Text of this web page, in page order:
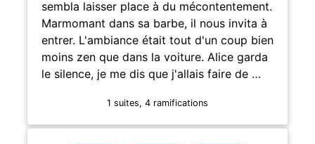
sembla laisser place à du mécontentement.
Marmomant dans sa barbe, il nous invita à
entrer. L'ambiance était tout d'un coup bien
moins zen que dans la voiture. Alice garda
le silence, je me dis que j'allais faire de …
1 suites, 4 ramifications